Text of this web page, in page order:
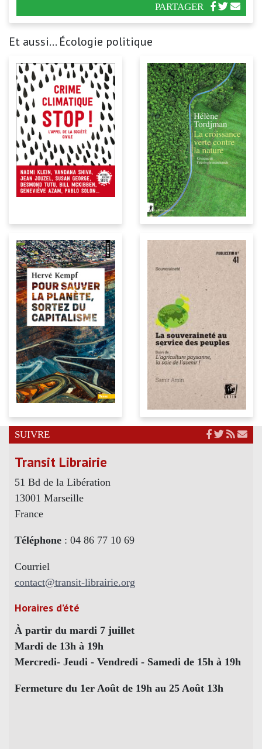
PARTAGER
Et aussi... Écologie politique
SUIVRE
Transit Librairie
51 Bd de la Libération
13001 Marseille
France
Téléphone : 04 86 77 10 69
Courriel
contact@transit-librairie.org
Horaires d’été
À partir du mardi 7 juillet
Mardi de 13h à 19h
Mercredi- Jeudi - Vendredi - Samedi de 15h à 19h
Fermeture du 1er Août de 19h au 25 Août 13h